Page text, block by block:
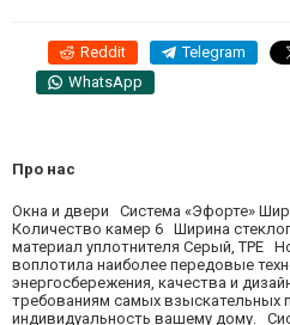
Reddit Telegram
WhatsApp
Про нас
Окна и двери Система «Эфорте»
Количество камер 6 Ширина
материал уплотнителя Серый, TPE
воплотила наиболее передовые
энергосбережения, качества и
требованиям самых взыскательных
индивидуальность вашему дому.